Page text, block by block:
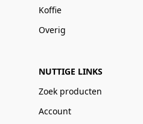
Koffie
Overig
NUTTIGE LINKS
Zoek producten
Account